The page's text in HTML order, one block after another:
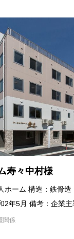
寿々中村様
ホーム 構造：鉄骨
年5月 備考：企業主
関係